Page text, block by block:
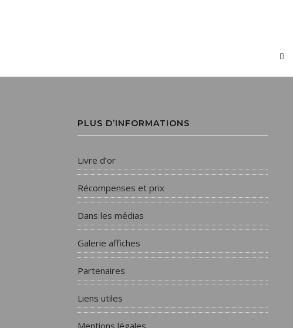
PLUS D’INFORMATIONS
Livre d’or
Récompenses et prix
Dans les médias
Galerie affiches
Partenaires
Liens utiles
Mentions légales